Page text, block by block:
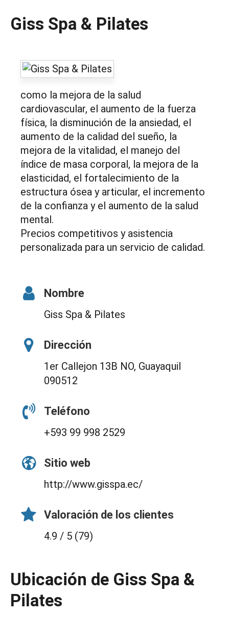
Giss Spa & Pilates
como la mejora de la salud
cardiovascular, el aumento de la fuerza
física, la disminución de la ansiedad, el
aumento de la calidad del sueño, la
mejora de la vitalidad, el manejo del
índice de masa corporal, la mejora de la
elasticidad, el fortalecimiento de la
estructura ósea y articular, el incremento
de la confianza y el aumento de la salud
mental.
Precios competitivos y asistencia
personalizada para un servicio de calidad.
Nombre
Giss Spa & Pilates
Dirección
1er Callejon 13B NO, Guayaquil
090512
Teléfono
+593 99 998 2529
Sitio web
http://www.gisspa.ec/
Valoración de los clientes
4.9 / 5 (79)
Ubicación de Giss Spa &
Pilates